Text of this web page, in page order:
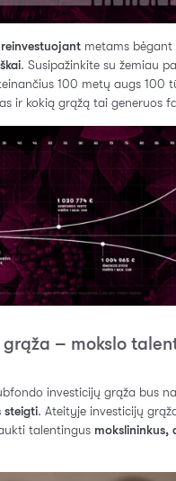
reinvestuojant metams bėgant
. Susipažinkite su žemiau
100 metų augs 100
ir kokią grąžą tai generuos
grąža – mokslo
investicijų grąža bus
steigti. Ateityje investicijų
talentingus mokslininkus,